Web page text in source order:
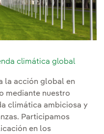
climática global
la acción global en
mediante nuestro
climática ambiciosa y
Participamos
en los